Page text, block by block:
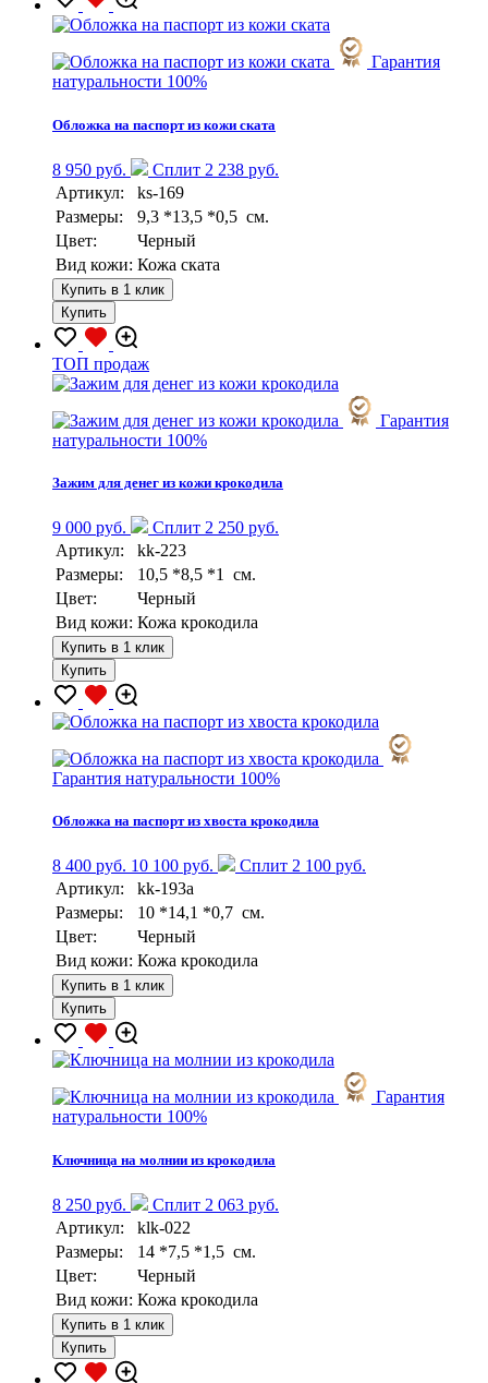
Гарантия
натуральности 100%
Обложка на паспорт из кожи ската
8 950 руб.
Сплит 2 238 руб.
Артикул:
ks-169
Размеры:
9,3 *13,5 *0,5 см.
Цвет:
Черный
Вид кожи: Кожа ската
Купить в 1 клик
Купить
TOП продаж
Гарантия
натуральности 100%
Зажим для денег из кожи крокодила
9 000 руб.
Сплит 2 250 руб.
Артикул:
kk-223
Размеры:
10,5 *8,5 *1 см.
Цвет:
Черный
Вид кожи: Кожа крокодила
Купить в 1 клик
Купить
Гарантия натуральности 100%
Обложка на паспорт из хвоста крокодила
8 400 руб. 10 100 руб.
Сплит 2 100 руб.
Артикул:
kk-193a
Размеры:
10 *14,1 *0,7 см.
Цвет:
Черный
Вид кожи: Кожа крокодила
Купить в 1 клик
Купить
Гарантия
натуральности 100%
Ключница на молнии из крокодила
8 250 руб.
Сплит 2 063 руб.
Артикул:
klk-022
Размеры:
14 *7,5 *1,5 см.
Цвет:
Черный
Вид кожи: Кожа крокодила
Купить в 1 клик
Купить